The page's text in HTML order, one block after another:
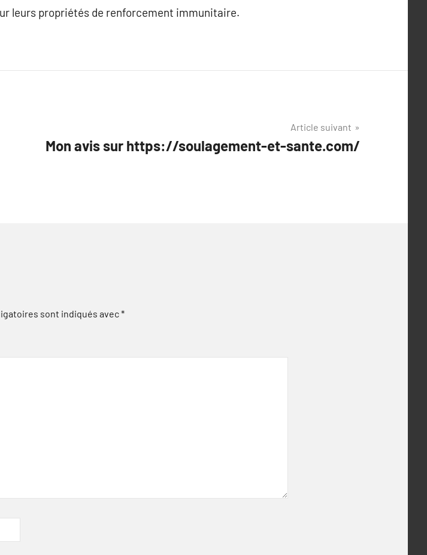
leurs propriétés de renforcement immunitaire.
Article suivant
Mon avis sur https://soulagement-et-sante.com/
sont indiqués avec*